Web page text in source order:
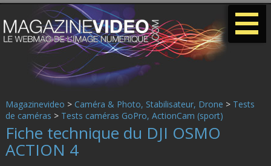
Magazinevideo > Caméra & Photo, Stabilisateur, Drone > Tests
de caméras > Tests caméras GoPro, ActionCam (sport)
Fiche technique du DJI OSMO
ACTION 4
-
-
-